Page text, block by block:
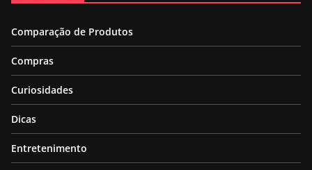
Comparação de Produtos
Compras
Curiosidades
Dicas
Entretenimento